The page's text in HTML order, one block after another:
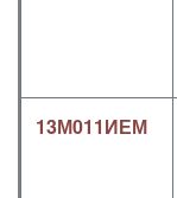
13М011ИЕМ